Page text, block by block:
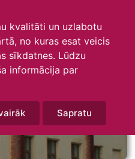
kvalitāti un uzlabotu
no kuras esat veicis
sīkdatnes. Lūdzu
informācija par
Sapratu